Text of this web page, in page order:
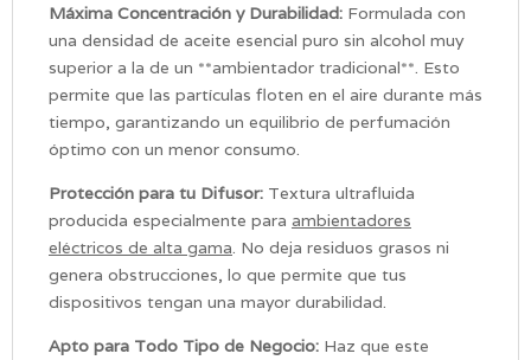
Máxima Concentración y Durabilidad: Formulada con
una densidad de aceite esencial puro sin alcohol muy
superior a la de un **ambientador tradicional**. Esto
permite que las partículas floten en el aire durante más
tiempo, garantizando un equilibrio de perfumación
óptimo con un menor consumo.
Protección para tu Difusor: Textura ultrafluida
producida especialmente para ambientadores
eléctricos de alta gama . No deja residuos grasos ni
genera obstrucciones, lo que permite que tus
dispositivos tengan una mayor durabilidad.
Apto para Todo Tipo de Negocio: Haz que este